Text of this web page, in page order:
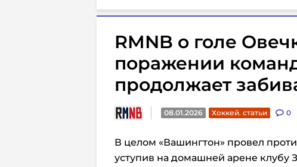
RMNB о голе
поражении
продолжает
08.01.2026 Хоккей. статьи 0
В целом «Вашингтон» провел
уступив на домашней арене клубу